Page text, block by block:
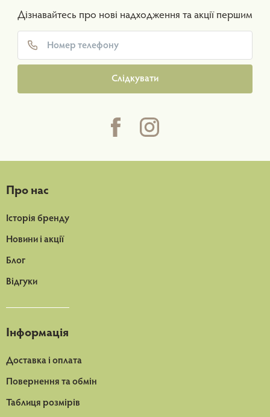
Дізнавайтесь про нові надходження та акції першим
Слідкувати
Про нас
Історія бренду
Новини і акції
Блог
Відгуки
Інформація
Доставка і оплата
Повернення та обмін
Таблиця розмірів